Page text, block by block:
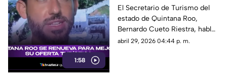
1:58
Cueto habla sobre
proyectos en el estado
para 2026
El Secretario de Turismo del
estado de Quintana Roo,
Bernardo Cueto Riestra, habló
sobre los proyectos en el
abril 29, 2026 04:44 p. m.